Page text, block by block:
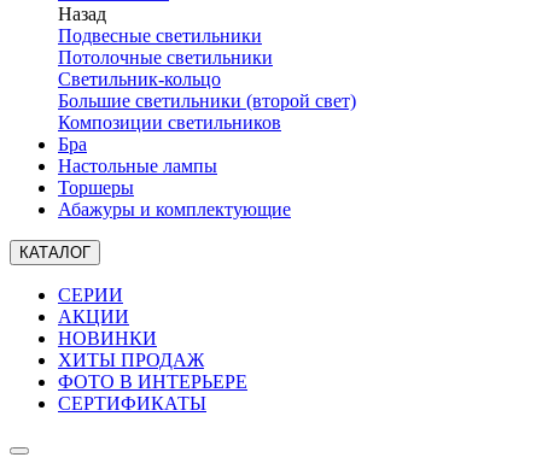
Назад
Подвесные светильники
Потолочные светильники
Светильник-кольцо
Большие светильники (второй свет)
Композиции светильников
Бра
Настольные лампы
Торшеры
Абажуры и комплектующие
КАТАЛОГ
СЕРИИ
АКЦИИ
НОВИНКИ
ХИТЫ ПРОДАЖ
ФОТО В ИНТЕРЬЕРЕ
СЕРТИФИКАТЫ